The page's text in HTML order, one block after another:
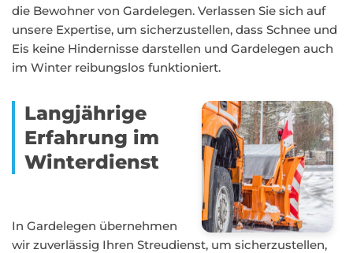
die Bewohner von Gardelegen. Verlassen Sie sich auf
unsere Expertise, um sicherzustellen, dass Schnee und
Eis keine Hindernisse darstellen und Gardelegen auch
im Winter reibungslos funktioniert.
Langjährige
Erfahrung im
Winterdienst
In Gardelegen übernehmen
wir zuverlässig Ihren Streudienst, um sicherzustellen,